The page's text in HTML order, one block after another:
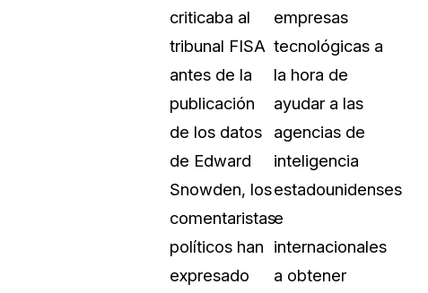
criticaba al
tribunal FISA
antes de la
publicación
de los datos
de Edward
Snowden, los
comentaristas
políticos han
expresado
empresas
tecnológicas a
la hora de
ayudar a las
agencias de
inteligencia
estadounidenses
e
internacionales
a obtener